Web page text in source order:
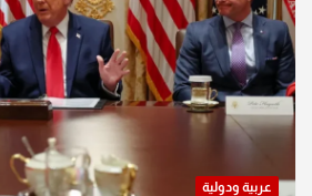
عربية ودولية